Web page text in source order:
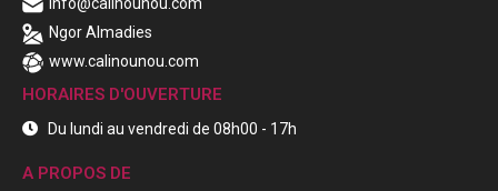
Ngor Almadies
www.calinounou.com
HORAIRES D'OUVERTURE
Du lundi au vendredi de 08h00 - 17h
A PROPOS DE